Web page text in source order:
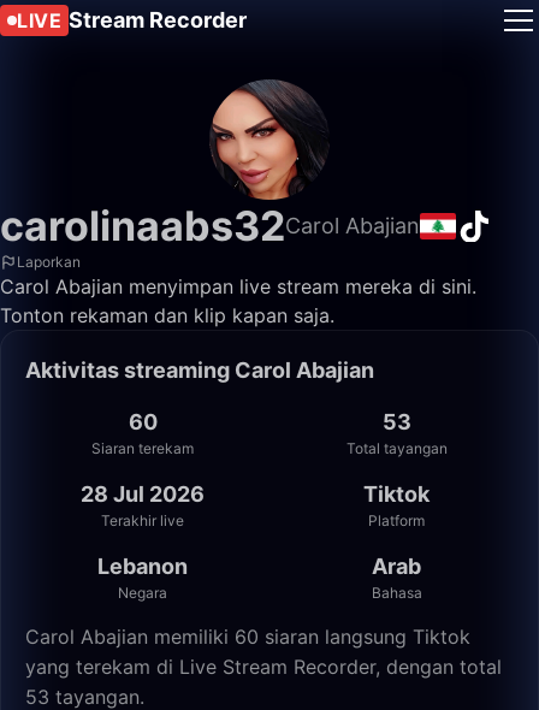
LIVE Stream Recorder
carolinaabs32Carol Abajian
Laporkan
Carol Abajian menyimpan live stream mereka di sini.
Tonton rekaman dan klip kapan saja.
Aktivitas streaming Carol Abajian
60
Siaran terekam
53
Total tayangan
28 Jul 2026
Terakhir live
Tiktok
Platform
Lebanon
Negara
Arab
Bahasa
Carol Abajian memiliki 60 siaran langsung Tiktok
yang terekam di Live Stream Recorder, dengan total
53 tayangan.